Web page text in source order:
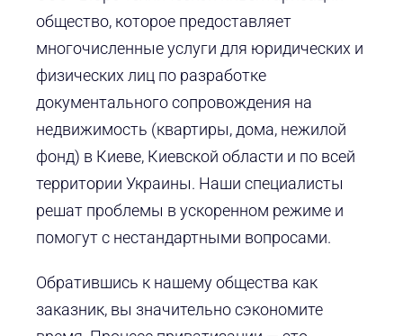
общество, которое предоставляет
многочисленные услуги для юридических и
физических лиц по разработке
документального сопровождения на
недвижимость (квартиры, дома, нежилой
фонд) в Киеве, Киевской области и по всей
территории Украины. Наши специалисты
решат проблемы в ускоренном режиме и
помогут с нестандартными вопросами.
Обратившись к нашему общества как
заказник, вы значительно сэкономите